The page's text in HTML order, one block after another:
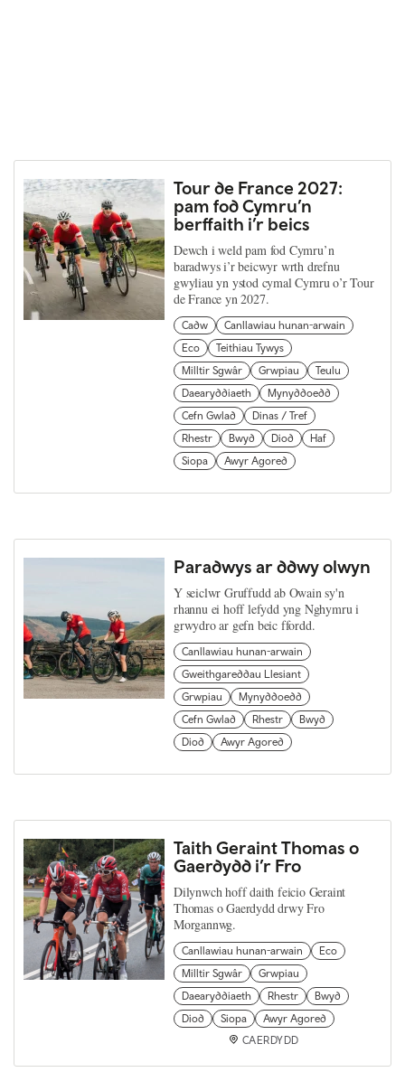
Tour de France 2027:
pam fod Cymru’n
berffaith i’r beics
Dewch i weld pam fod Cymru’n
baradwys i’r beicwyr wrth drefnu
gwyliau yn ystod cymal Cymru o’r Tour
de France yn 2027.
Cadw
Canllawiau hunan-arwain
Eco
Teithiau Tywys
Milltir Sgwâr
Grwpiau
Teulu
Daearyddiaeth
Mynyddoedd
Cefn Gwlad
Dinas / Tref
Rhestr
Bwyd Diod
Haf
Siopa
Awyr Agored
Paradwys ar ddwy olwyn
Y seiclwr Gruffudd ab Owain sy'n
rhannu ei hoff lefydd yng Nghymru i
grwydro ar gefn beic ffordd.
Canllawiau hunan-arwain
Gweithgareddau Llesiant
Grwpiau
Mynyddoedd
Cefn Gwlad
Rhestr
Bwyd
Diod
Awyr Agored
Taith Geraint Thomas o
Gaerdydd i’r Fro
Dilynwch hoff daith feicio Geraint
Thomas o Gaerdydd drwy Fro
Morgannwg.
Canllawiau hunan-arwain
Eco
Milltir Sgwâr
Grwpiau
Daearyddiaeth
Rhestr
Bwyd
Diod
Siopa
Awyr Agored
CAERDYDD